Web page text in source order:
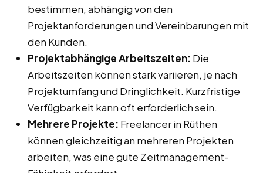
bestimmen, abhängig von den
Projektanforderungen und Vereinbarungen mit
den Kunden.
Projektabhängige Arbeitszeiten: Die
Arbeitszeiten können stark variieren, je nach
Projektumfang und Dringlichkeit. Kurzfristige
Verfügbarkeit kann oft erforderlich sein.
Mehrere Projekte: Freelancer in Rüthen
können gleichzeitig an mehreren Projekten
arbeiten, was eine gute Zeitmanagement-